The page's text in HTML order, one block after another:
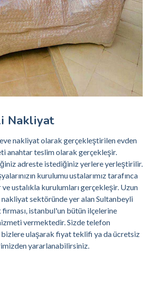
Nakliyat
nakliyat olarak gerçekleştirilen evden
anahtar teslim olarak gerçekleşir.
adreste istediğiniz yerlere yerleştirilir.
kurulumu ustalarımız tarafınca
ustalıkla kurulumları gerçekleşir. Uzun
nakliyat sektöründe yer alan Sultanbeyli
istanbul'un bütün ilçelerine
vermektedir. Sizde telefon
bizlere ulaşarak fiyat teklifi ya da ücretsiz
yararlanabilirsiniz.